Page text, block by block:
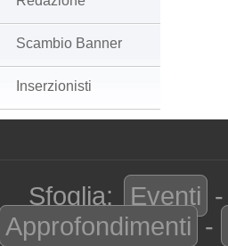
Scambio Banner
Inserzionisti
Sfoglia: Eventi -
Approfondimenti -